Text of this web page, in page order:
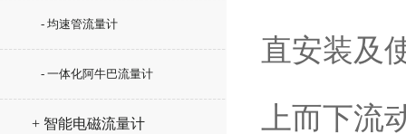
- 均速管流量计
- 一体化阿牛巴流量计
+ 智能电磁流量计
直安装及
上而下